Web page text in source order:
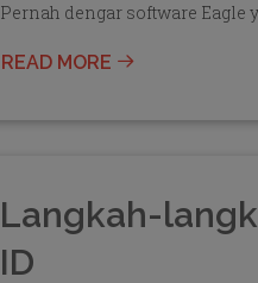
Pernah dengar software
READ MORE
Langkah-
ID